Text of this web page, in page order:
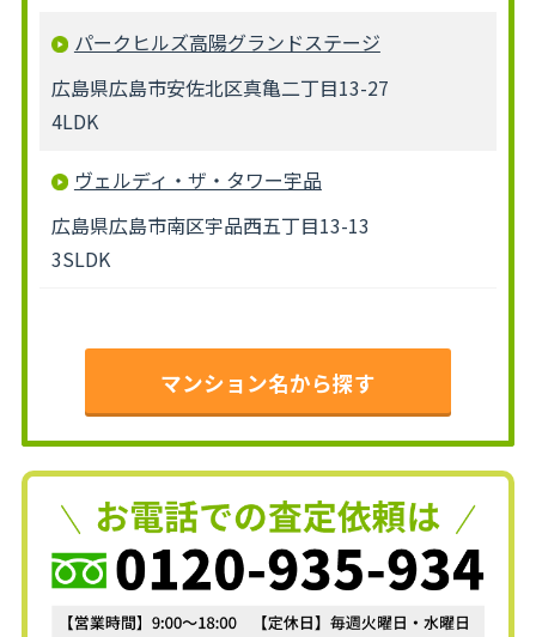
パークヒルズ高陽グランドステージ
広島県広島市安佐北区真亀二丁目13-27
4LDK
ヴェルディ・ザ・タワー宇品
広島県広島市南区宇品西五丁目13-13
3SLDK
マンション名から探す